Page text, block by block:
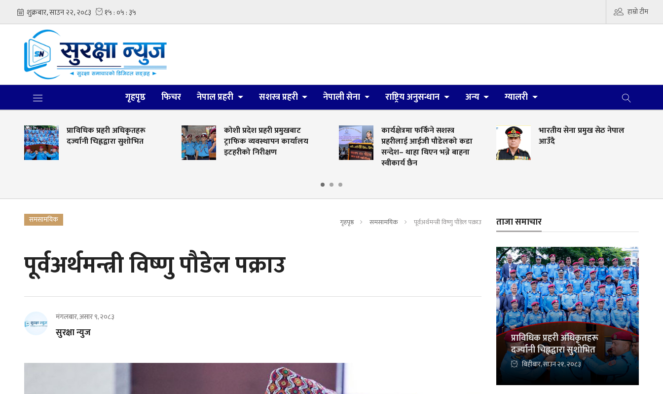
हाम्रो टीम
गृहपृष्ठ फिचर नेपाल प्रहरी सशस्त्र प्रहरी नेपाली सेना राष्ट्रिय अनुसन्धान अन्य ग्यालरी
प्राविधिक प्रहरी अधिकृतहरू
दर्ज्यानी चिह्नद्वारा सुशोभित
कोशी प्रदेश प्रहरी प्रमुखबाट
ट्राफिक व्यवस्थापन कार्यालय
इटहरीको निरीक्षण
कार्यक्षेत्रमा फर्किने सशस्त्र
प्रहरीलाई आईजी पौडेलको कडा
सन्देश– थाहा थिएन भन्ने बाहना
स्वीकार्य छैन
भारतीय सेना प्रमुख सेठ नेपाल
आउँदै
समसामयिक गृहपृष्ठ समसामयिक पूर्वअर्थमन्त्री विष्णु पौडेल पक्राउ
पूर्वअर्थमन्त्री विष्णु पौडेल पक्राउ
मंगलबार, असार ९, २०८३
सुरक्षा न्युज
ताजा समाचार
प्राविधिक प्रहरी अधिकृतहरू
दर्ज्यानी चिह्नद्वारा सुशोभित
बिहीबार, साउन २१, २०८३